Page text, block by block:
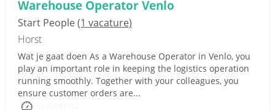
Warehouse Operator Venlo
Start People(1 vacature)
Horst
Wat je gaat doen As a Warehouse Operator in Venlo, you
play an important role in keeping the logistics operation
running smoothly. Together with your colleagues, you
ensure customer orders are...